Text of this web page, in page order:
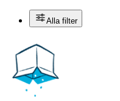
Alla filter